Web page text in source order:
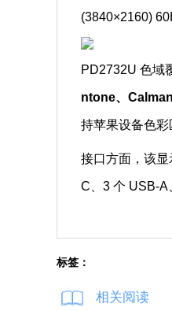
(3840×2160)
PD2732U 色域
ntone、
持苹果设备色彩
接口方面，该
C、3 个 USB-A
标签：
相关阅读